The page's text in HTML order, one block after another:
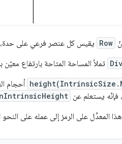
Row يقيس كل عنصر فرعي على حدة،
تملأ المساحة المتاحة بارتفاع
أحجام
فإنّه يستعلم عن
المعدِّل على الرمز إلى عمله على النحو